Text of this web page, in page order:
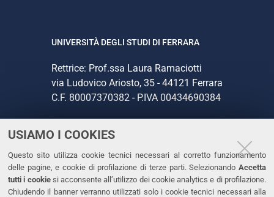
USIAMO I COOKIES
Questo sito utilizza cookie tecnici necessari al corretto funzionamento
delle pagine, e cookie di profilazione di terze parti. Selezionando Accetta
tutti i cookiesi acconsente all’utilizzo dei cookie analytics e di profilazione.
Chiudendo il banner verranno utilizzati solo i cookie tecnici necessari alla
UNIVERSITÀ DEGLI STUDI DI FERRARA
Rettrice: Prof.ssa Laura Ramaciotti
via Ludovico Ariosto, 35 - 44121 Ferrara
C.F. 80007370382 - P.IVA 00434690384
CONTATTI
Tel. +39 0532 293111
Fax. +39 0532 293031
PEC